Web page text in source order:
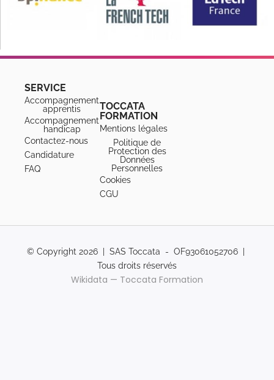
SERVICE
Accompagnement
apprentis
Accompagnement
handicap
Contactez-nous
Candidature
FAQ
TOCCATA
FORMATION
Mentions légales
Politique de
Protection des
Données
Personnelles
Cookies
CGU
© Copyright 2026 | SAS Toccata - OF93061052706 |
Tous droits réservés
Wikidata — Toccata Formation